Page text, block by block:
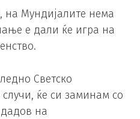
на Мундијалите нема
е дали ќе игра на
Светско
ќе си заминам со
дадов на